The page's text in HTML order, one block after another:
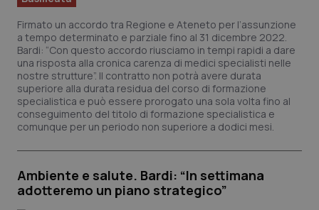
Firmato un accordo tra Regione e Ateneto per l’assunzione
a tempo determinato e parziale fino al 31 dicembre 2022.
Bardi: “Con questo accordo riusciamo in tempi rapidi a dare
una risposta alla cronica carenza di medici specialisti nelle
nostre strutture”. Il contratto non potrà avere durata
superiore alla durata residua del corso di formazione
specialistica e può essere prorogato una sola volta fino al
conseguimento del titolo di formazione specialistica e
comunque per un periodo non superiore a dodici mesi.
Ambiente e salute. Bardi: “In settimana
adotteremo un piano strategico”